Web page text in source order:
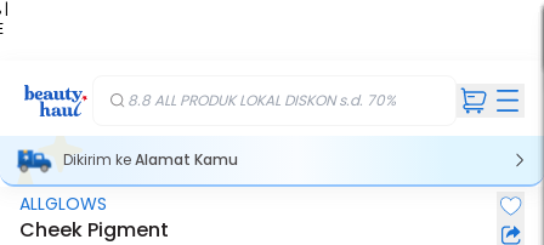
|
8.8 ALL PRODUK LOKAL DISKON s.d. 70%
Dikirim keAlamat Kamu
Stok Habis
ALLGLOWS
Cheek Pigment